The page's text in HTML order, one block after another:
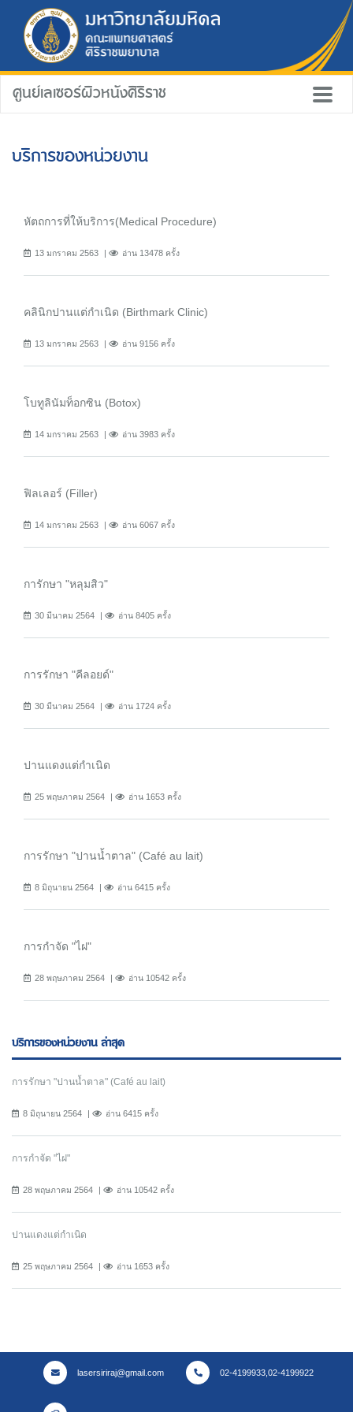
ศูนย์เลเซอร์ผิวหนังศิริราช
บริการของหน่วยงาน
หัตถการที่ให้บริการ(Medical Procedure)
13 มกราคม 2563 อ่าน 13478 ครั้ง
คลินิกปานแต่กำเนิด (Birthmark Clinic)
13 มกราคม 2563 อ่าน 9156 ครั้ง
โบทูลินัมท็อกซิน (Botox)
14 มกราคม 2563 อ่าน 3983 ครั้ง
ฟิลเลอร์ (Filler)
14 มกราคม 2563 อ่าน 6067 ครั้ง
การักษา "หลุมสิว"
30 มีนาคม 2564 อ่าน 8405 ครั้ง
การรักษา "คีลอยด์"
30 มีนาคม 2564 อ่าน 1724 ครั้ง
ปานแดงแต่กำเนิด
25 พฤษภาคม 2564 อ่าน 1653 ครั้ง
การรักษา "ปานน้ำตาล" (Café au lait)
8 มิถุนายน 2564 อ่าน 6415 ครั้ง
การกำจัด "ไฝ"
28 พฤษภาคม 2564 อ่าน 10542 ครั้ง
บริการของหน่วยงาน ล่าสุด
การรักษา "ปานน้ำตาล" (Café au lait)
8 มิถุนายน 2564 อ่าน 6415 ครั้ง
การกำจัด "ไฝ"
28 พฤษภาคม 2564 อ่าน 10542 ครั้ง
ปานแดงแต่กำเนิด
25 พฤษภาคม 2564 อ่าน 1653 ครั้ง
lasersiriraj@gmail.com 02-4199933,02-4199922